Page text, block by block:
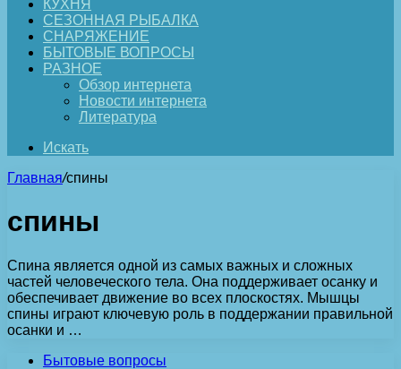
КУХНЯ
СЕЗОННАЯ РЫБАЛКА
СНАРЯЖЕНИЕ
БЫТОВЫЕ ВОПРОСЫ
РАЗНОЕ
Обзор интернета
Новости интернета
Литература
Искать
Главная/спины
спины
Спина является одной из самых важных и сложных
частей человеческого тела. Она поддерживает осанку и
обеспечивает движение во всех плоскостях. Мышцы
спины играют ключевую роль в поддержании правильной
осанки и …
Бытовые вопросы